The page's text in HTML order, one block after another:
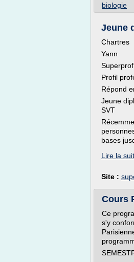
biologie
Jeune
Chartres
Yann
Profil
Répond
Jeune
SVT
bases
Lire la
Site :
Cours
Ce
s'y